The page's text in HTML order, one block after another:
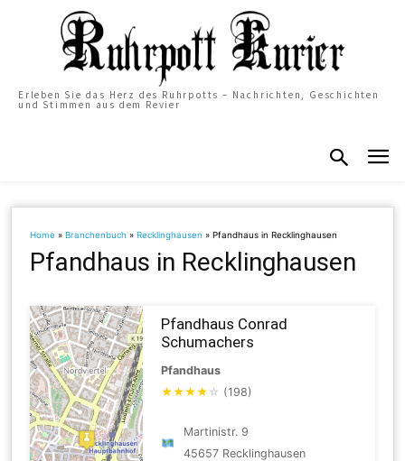
Erleben Sie das Herz des Ruhrpotts – Nachrichten, Geschichten
und Stimmen aus dem Revier
Home »Branchenbuch »Recklinghausen »Pfandhaus in Recklinghausen
Pfandhaus in Recklinghausen
Pfandhaus Conrad
Schumachers
Pfandhaus
★★★★ ☆ (198)
Martinistr. 9
45657 Recklinghausen